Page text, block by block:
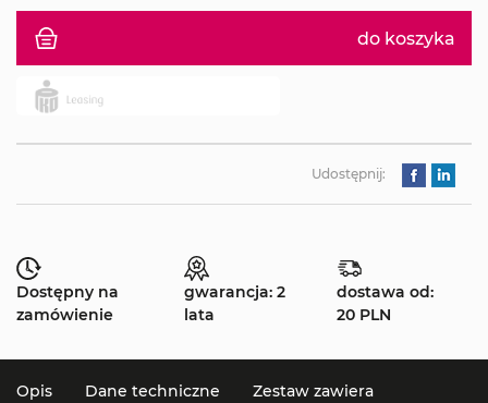
do koszyka
Udostępnij:
Dostępny na
zamówienie
gwarancja: 2
lata
dostawa od:
20 PLN
Opis Dane techniczne Zestaw zawiera